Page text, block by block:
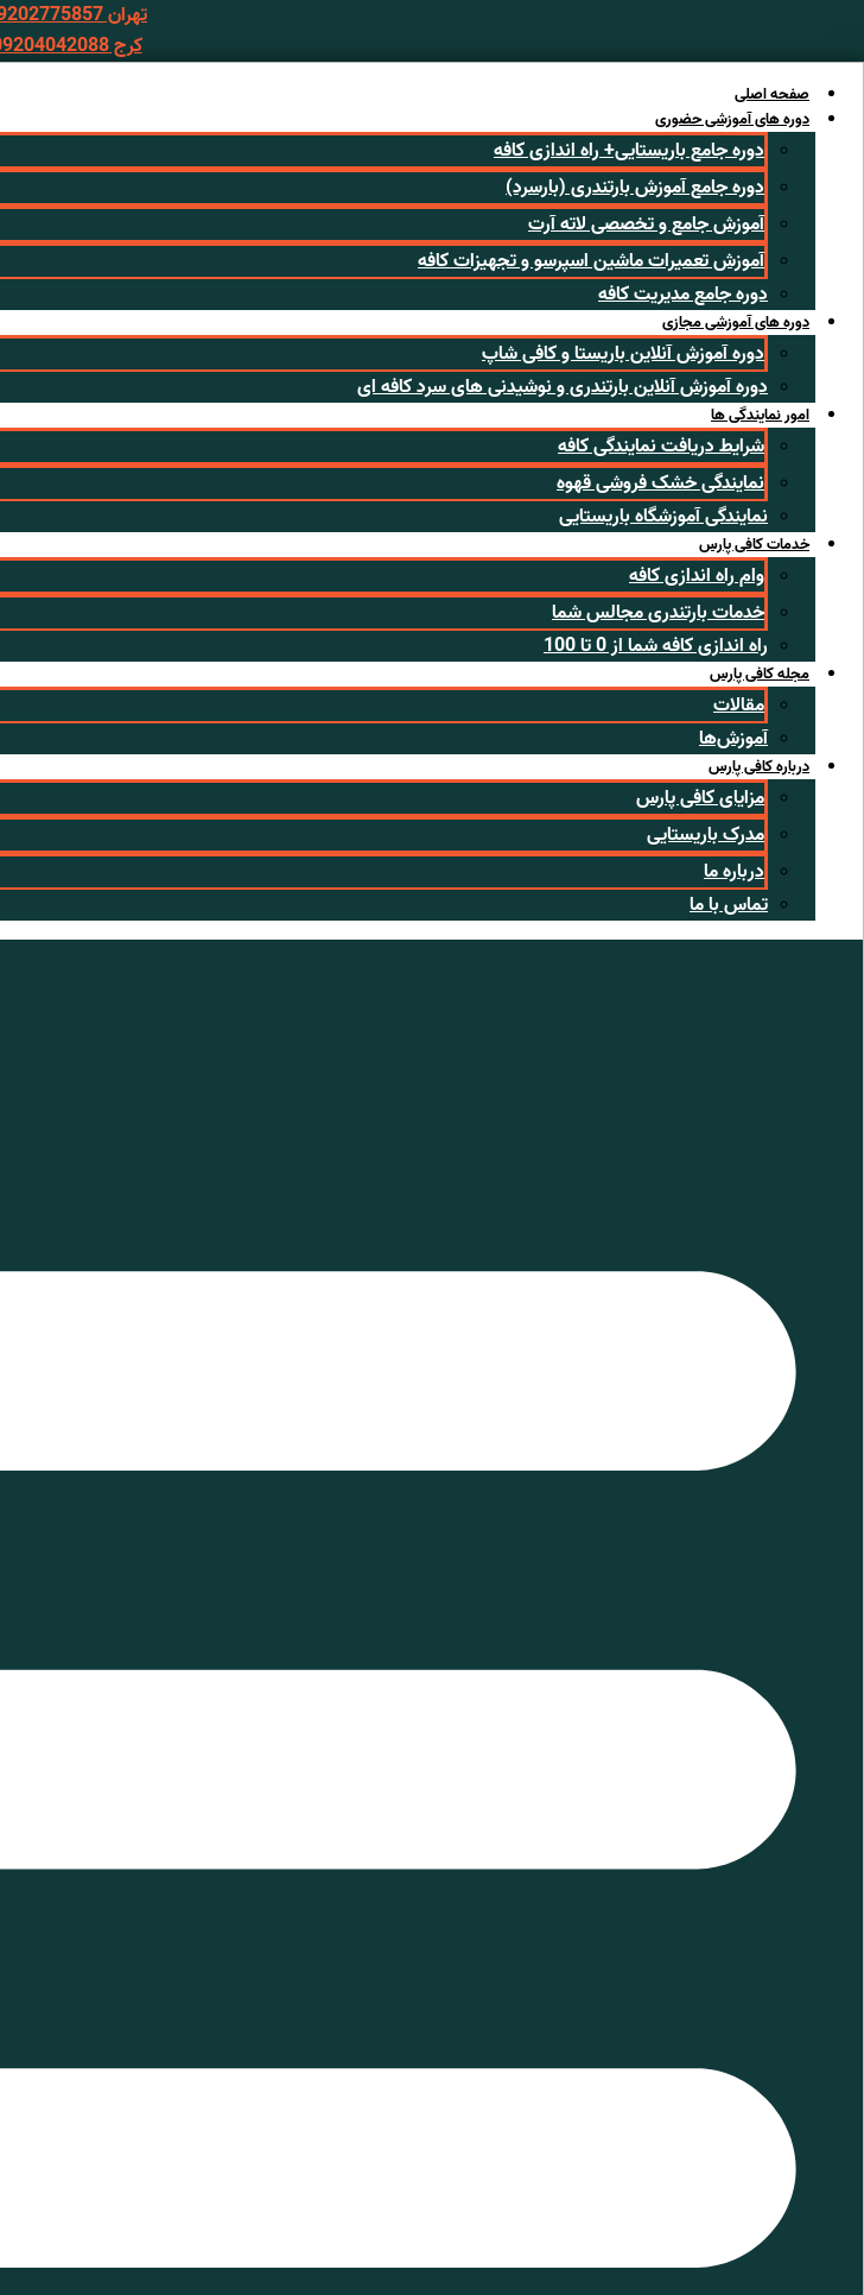
تهران 09202775857
کرج 09204042088
صفحه اصلی
دوره های آموزشی حضوری
دوره جامع باریستایی+ راه اندازی کافه
دوره جامع آموزش بارتندری (بارسرد)
آموزش جامع و تخصصی لاته آرت
آموزش تعمیرات ماشین اسپرسو و تجهیزات کافه
دوره جامع مدیریت کافه
دوره های آموزشی مجازی
دوره آموزش آنلاین باریستا و کافی شاپ
دوره آموزش آنلاین بارتندری و نوشیدنی های سرد کافه ای
امور نمایندگی ها
شرایط دریافت نمایندگی کافه
نمایندگی خشک فروشی قهوه
نمایندگی آموزشگاه باریستایی
خدمات کافی پارس
وام راه اندازی کافه
خدمات بارتندری مجالس شما
راه اندازی کافه شما از 0 تا 100
مجله کافی پارس
مقالات
آموزش‌ها
درباره کافی پارس
مزایای کافی پارس
مدرک باریستایی
درباره ما
تماس با ما